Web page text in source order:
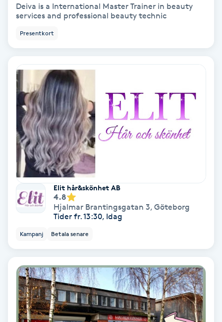
Kemisk peeling
Keratinbehandling
Kinesiologi
Kinesisk medicin
Kiropraktik
Klippning & Slingor
Klippning ungdom
Deiva is a International Master Trainer in beauty
services and professional beauty technic
Presentkort
Elit hår&skönhet AB
4.8
Hjalmar Brantingsgatan 3, Göteborg
Tider fr. 13:30, Idag
Kampanj Betala senare